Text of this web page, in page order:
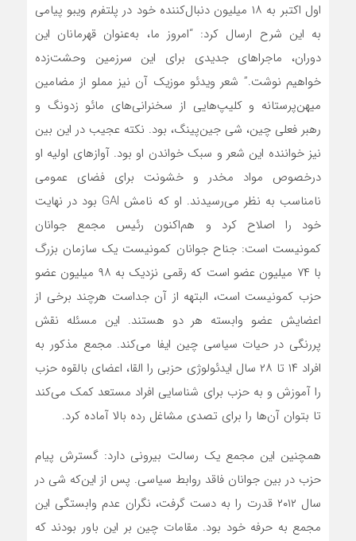
اول اکتبر به ۱۸ میلیون دنبال‌کننده خود در پلتفرم ویبو پیامی
به این شرح ارسال کرد: “امروز ما، به‌عنوان قهرمانان این
دوران، ماجراهای جدیدی برای این سرزمین وحشت‌زده
خواهیم نوشت.” شعر ویدئو موزیک آن نیز مملو از مضامین
میهن‌پرستانه و کلیپ‌هایی از سخنرانی‌های مائو زدونگ و
رهبر فعلی چین، شی جین‌پینگ، بود. نکته عجیب در این بین
نیز خواننده این شعر و سبک خواندن او بود. آوازهای اولیه‌ او
درخصوص مواد مخدر و خشونت برای فضای عمومی
نامناسب به نظر می‌رسیدند. او که نامش GAI بود در نهایت
خود را اصلاح کرد و هم‌اکنون رئیس مجمع جوانان
کمونیست است: جناح جوانان کمونیست یک سازمان بزرگ
با ۷۴ میلیون عضو است که رقمی نزدیک به ۹۸ میلیون عضو
حزب کمونیست است، البتهه از آن جداست هرچند برخی از
اعضایش عضو وابسته هر دو هستند. این مسئله نقش
پررنگی در حیات سیاسی چین ایفا می‌کند. مجمع مذکور به
افراد ۱۴ تا ۲۸ سال ایدئولوژی حزبی را القا، اعضای بالقوه حزب
را آموزش و به حزب برای شناسایی افراد مستعد کمک می‌کند
تا بتوان آن‌ها را برای تصدی مشاغل رده بالا آماده کرد.
همچنین این مجمع یک رسالت بیرونی دارد: گسترش پیام
حزب در بین جوانان فاقد روابط سیاسی. پس از این‌که شی در
سال ۲۰۱۲ قدرت را به دست گرفت، نگران عدم وابستگی این
مجمع به حرفه خود بود. مقامات چین بر این باور بودند که